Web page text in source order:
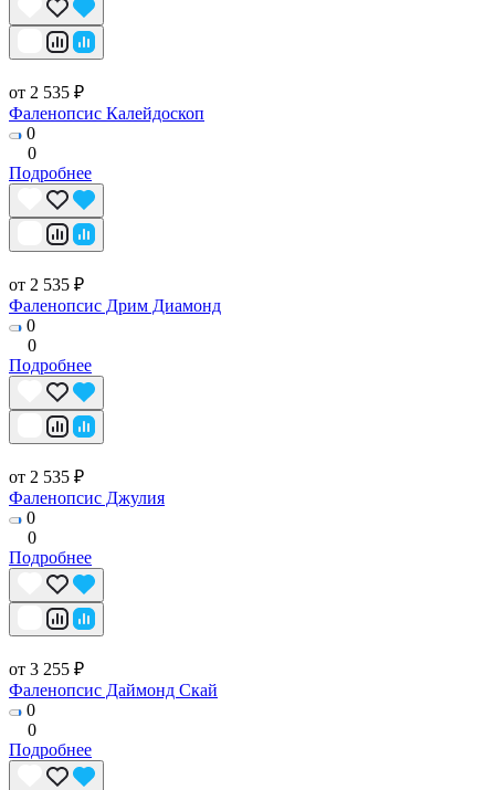
от 2 535 ₽
Фаленопсис Калейдоскоп
0
0
Подробнее
от 2 535 ₽
Фаленопсис Дрим Диамонд
0
0
Подробнее
от 2 535 ₽
Фаленопсис Джулия
0
0
Подробнее
от 3 255 ₽
Фаленопсис Даймонд Скай
0
0
Подробнее